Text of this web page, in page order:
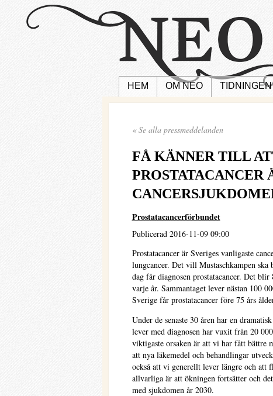
HEM OM NEO TIDNINGEN
« Se alla pressmeddelanden
FÅ KÄNNER TILL
PROSTATACANCER
Prostatacancerförbundet
Publicerad 2016-11-09 09:00
Prostatacancer är Sveriges vanligaste
lungcancer. Det vill Mustaschkampen
dag får diagnosen prostatacancer. Det
varje år. Sammantaget lever nästan 100
Sverige får prostatacancer före 75 års
Under de senaste 30 åren har en
lever med diagnosen har vuxit från 20
viktigaste orsaken är att vi har fått bättre
att nya läkemedel och behandlingar
också att vi generellt lever längre och att
allvarliga är att ökningen fortsätter och
med sjukdomen år 2030.